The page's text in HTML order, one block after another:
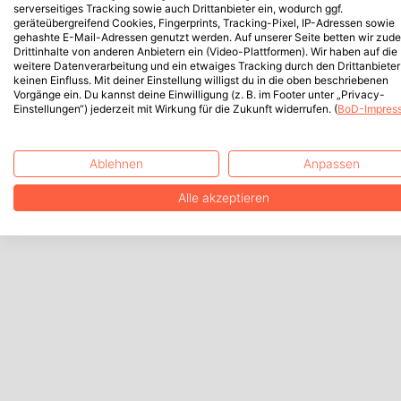
serverseitiges Tracking sowie auch Drittanbieter ein, wodurch ggf.
geräteübergreifend Cookies, Fingerprints, Tracking-Pixel, IP-Adressen sowie
gehashte E-Mail-Adressen genutzt werden. Auf unserer Seite betten wir
Drittinhalte von anderen Anbietern ein (Video-Plattformen). Wir haben auf die
weitere Datenverarbeitung und ein etwaiges Tracking durch den Drittanbieter
keinen Einfluss. Mit deiner Einstellung willigst du in die oben beschriebenen
Vorgänge ein. Du kannst deine Einwilligung (z. B. im Footer unter „Privacy-
Einstellungen“) jederzeit mit Wirkung für die Zukunft widerrufen. (BoD-
Ablehnen Anpassen
Alle akzeptieren